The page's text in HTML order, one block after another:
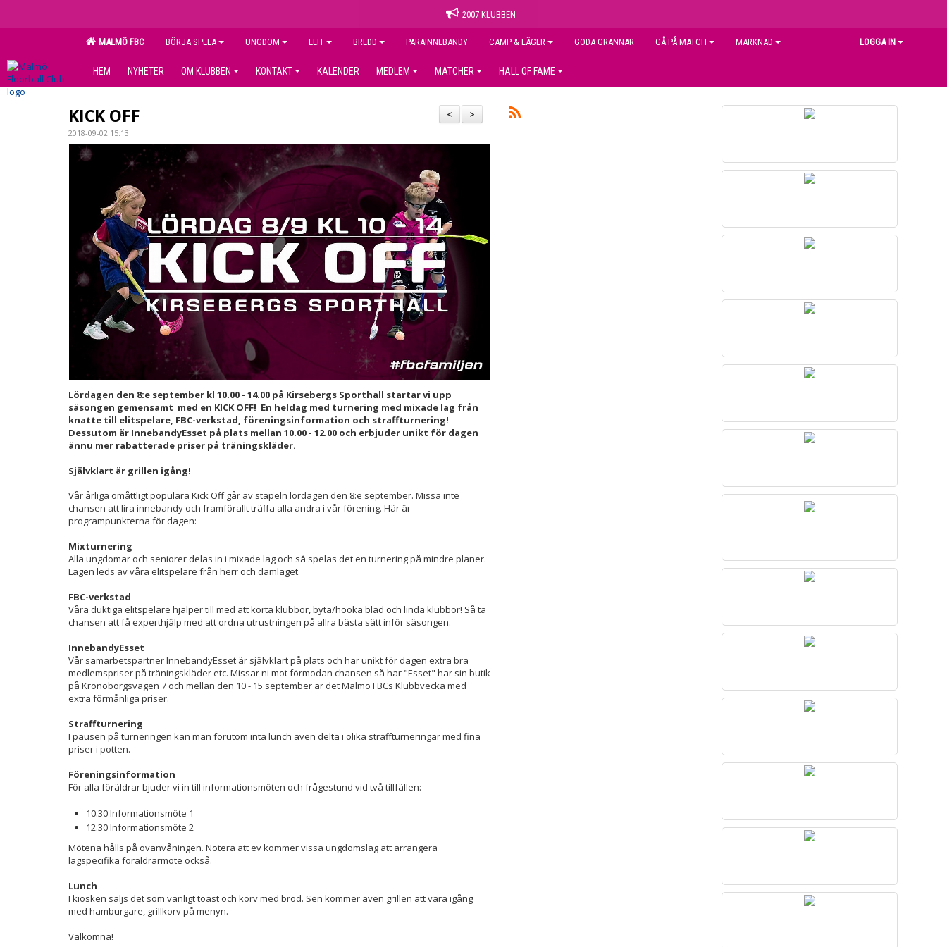
2007 KLUBBEN
MALMÖ FBC BÖRJA SPELA UNGDOM ELIT BREDD PARAINNEBANDY CAMP & LÄGER GODA GRANNAR GÅ PÅ MATCH MARKNAD LOGGA IN
HEM NYHETER OM KLUBBEN KONTAKT KALENDER MEDLEM MATCHER HALL OF FAME
>
<
KICK OFF
2018-09-02 15:13
Lördagen den 8:e september kl 10.00 - 14.00 på Kirsebergs Sporthall startar vi upp
säsongen gemensamt med en KICK OFF! En heldag med turnering med mixade lag från
knatte till elitspelare, FBC-verkstad, föreningsinformation och straffturnering!
Dessutom är InnebandyEsset på plats mellan 10.00 - 12.00 och erbjuder unikt för dagen
ännu mer rabatterade priser på träningskläder.
Självklart är grillen igång!
Vår årliga omåttligt populära Kick Off går av stapeln lördagen den 8:e september. Missa inte
chansen att lira innebandy och framförallt träffa alla andra i vår förening. Här är
programpunkterna för dagen:
Mixturnering
Alla ungdomar och seniorer delas in i mixade lag och så spelas det en turnering på mindre planer.
Lagen leds av våra elitspelare från herr och damlaget.
FBC-verkstad
Våra duktiga elitspelare hjälper till med att korta klubbor, byta/hooka blad och linda klubbor! Så ta
chansen att få experthjälp med att ordna utrustningen på allra bästa sätt inför säsongen.
InnebandyEsset
Vår samarbetspartner InnebandyEsset är självklart på plats och har unikt för dagen extra bra
medlemspriser på träningskläder etc. Missar ni mot förmodan chansen så har "Esset" har sin butik
på Kronoborgsvägen 7 och mellan den 10 - 15 september är det Malmö FBCs Klubbvecka med
extra förmånliga priser.
Straffturnering
I pausen på turneringen kan man förutom inta lunch även delta i olika straffturneringar med fina
priser i potten.
Föreningsinformation
För alla föräldrar bjuder vi in till informationsmöten och frågestund vid två tillfällen:
10.30 Informationsmöte 1
12.30 Informationsmöte 2
Mötena hålls på ovanvåningen. Notera att ev kommer vissa ungdomslag att arrangera
lagspecifika föräldrarmöte också.
Lunch
I kiosken säljs det som vanligt toast och korv med bröd. Sen kommer även grillen att vara igång
med hamburgare, grillkorv på menyn.
Välkomna!